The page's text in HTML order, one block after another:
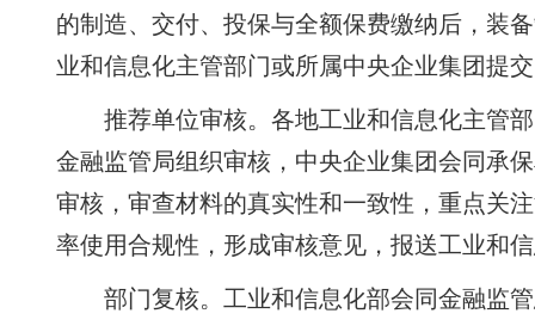
的制造、交付、投保与全额保费缴纳后，装
业和信息化主管部门或所属中央企业集团提
推荐单位审核。各地工业和信息化主管
金融监管局组织审核，中央企业集团会同承
审核，审查材料的真实性和一致性，重点关
率使用合规性，形成审核意见，报送工业和
部门复核。工业和信息化部会同金融监